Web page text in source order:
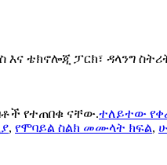
እና ቴክኖሎጂ ፓርክ፣ ዳላንግ
የተጠበቁ ናቸው.ተለይተው
, የሞባይል ስልክ መሙላት ክፍል,